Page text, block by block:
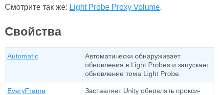
Смотрите так же: Light Probe Proxy Volume.
Свойства
Automatic
Автоматически обнаруживает
обновления в Light Probes и запускает
обновление тома Light Probe.
EveryFrame
Заставляет Unity обновлять прокси-